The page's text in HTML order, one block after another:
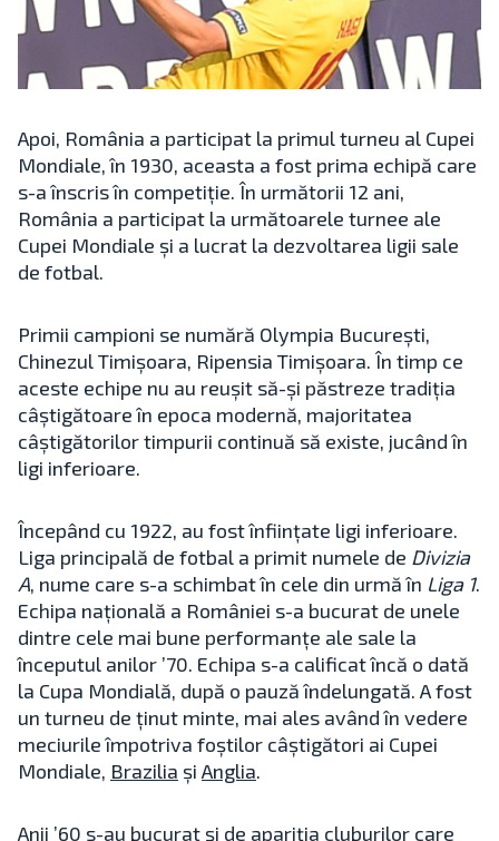
Apoi, România a participat la primul turneu al Cupei
Mondiale, în 1930, aceasta a fost prima echipă care
s-a înscris în competiție. În următorii 12 ani,
România a participat la următoarele turnee ale
Cupei Mondiale și a lucrat la dezvoltarea ligii sale
de fotbal.
Primii campioni se numără Olympia București,
Chinezul Timișoara, Ripensia Timișoara. În timp ce
aceste echipe nu au reușit să-și păstreze tradiția
câștigătoare în epoca modernă, majoritatea
câștigătorilor timpurii continuă să existe, jucând în
ligi inferioare.
Începând cu 1922, au fost înființate ligi inferioare.
Liga principală de fotbal a primit numele de Divizia
A, nume care s-a schimbat în cele din urmă în Liga 1.
Echipa națională a României s-a bucurat de unele
dintre cele mai bune performanțe ale sale la
începutul anilor ’70. Echipa s-a calificat încă o dată
la Cupa Mondială, după o pauză îndelungată. A fost
un turneu de ținut minte, mai ales având în vedere
meciurile împotriva foștilor câștigători ai Cupei
Mondiale, Brazilia și Anglia.
Anii ’60 s-au bucurat și de apariția cluburilor care